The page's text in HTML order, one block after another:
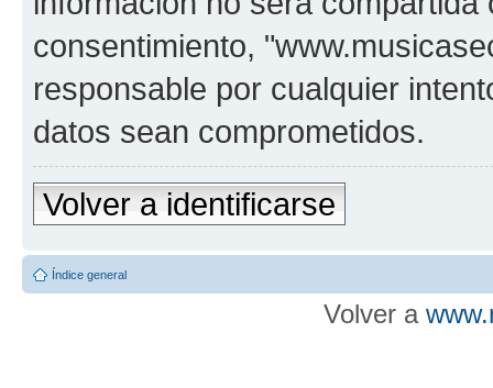
consentimiento,
responsable por cualquier
datos sean comprometidos.
Volver a identificarse
Índice general
Volver a